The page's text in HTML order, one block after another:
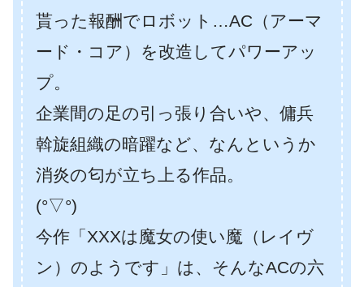
貰った報酬でロボット…AC（アーマ
ード・コア）を改造してパワーアッ
プ。
企業間の足の引っ張り合いや、傭兵
斡旋組織の暗躍など、なんというか
消炎の匂が立ち上る作品。
(°▽°)
今作「XXXは魔女の使い魔（レイヴ
ン）のようです」は、そんなACの六